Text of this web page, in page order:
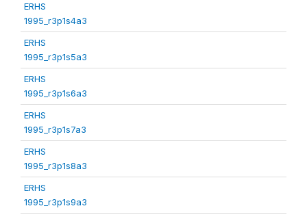
ERHS
1995_r3p1s4a3
ERHS
1995_r3p1s5a3
ERHS
1995_r3p1s6a3
ERHS
1995_r3p1s7a3
ERHS
1995_r3p1s8a3
ERHS
1995_r3p1s9a3